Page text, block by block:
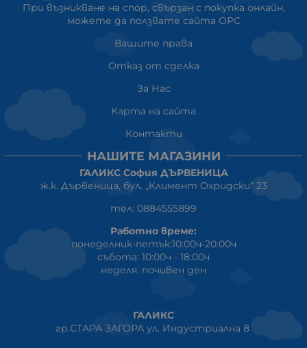
При възникване на спор, свързан с покупка онлайн,
можете да ползвате сайта ОРС
Вашите права
Отказ от сделка
За Нас
Карта на сайта
Контакти
НАШИТЕ МАГАЗИНИ
ГАЛИКС София ДЪРВЕНИЦА
ж.к. Дървеница, бул. „Климент Охридски“ 23
тел: 0884555899
Работно време:
понеделник-петък:10:00ч-20:00ч
събота: 10:00ч - 18:00ч
неделя: почивен ден
ГАЛИКС
гр.СТАРА ЗАГОРА ул. Индустриална 8